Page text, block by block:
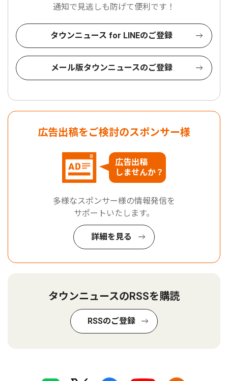
通知で見逃しも防げて便利です！
タウンニュース for LINEのご登録
メール版タウンニュースのご登録
広告出稿をご検討のスポンサー様
広告出稿
しませんか？
多様なスポンサー様の情報発信を
サポートいたします。
詳細を見る
タウンニュースのRSSを購読
RSSのご登録